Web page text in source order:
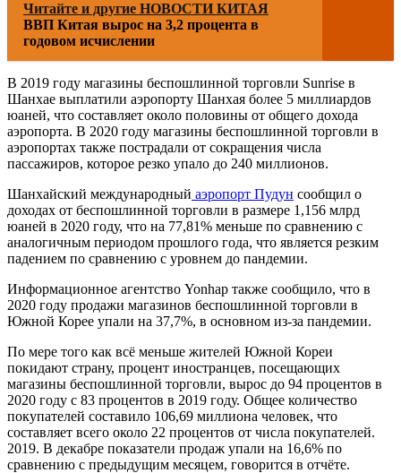
Читайте и другие НОВОСТИ КИТАЯ
ВВП Китая вырос на 3,2 процента в
годовом исчислении
В 2019 году магазины беспошлинной торговли Sunrise в
Шанхае выплатили аэропорту Шанхая более 5 миллиардов
юаней, что составляет около половины от общего дохода
аэропорта. В 2020 году магазины беспошлинной торговли в
аэропортах также пострадали от сокращения числа
пассажиров, которое резко упало до 240 миллионов.
Шанхайский международный аэропорт Пудун сообщил о
доходах от беспошлинной торговли в размере 1,156 млрд
юаней в 2020 году, что на 77,81% меньше по сравнению с
аналогичным периодом прошлого года, что является резким
падением по сравнению с уровнем до пандемии.
Информационное агентство Yonhap также сообщило, что в
2020 году продажи магазинов беспошлинной торговли в
Южной Корее упали на 37,7%, в основном из-за пандемии.
По мере того как всё меньше жителей Южной Кореи
покидают страну, процент иностранцев, посещающих
магазины беспошлинной торговли, вырос до 94 процентов в
2020 году с 83 процентов в 2019 году. Общее количество
покупателей составило 106,69 миллиона человек, что
составляет всего около 22 процентов от числа покупателей.
2019. В декабре показатели продаж упали на 16,6% по
сравнению с предыдущим месяцем, говорится в отчёте.